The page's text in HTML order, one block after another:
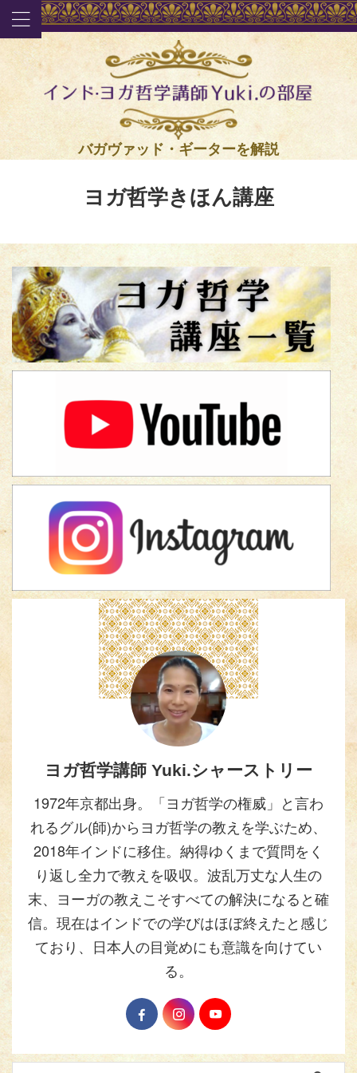
バガヴァッド・ギーターを解説
ヨガ哲学きほん講座
ヨガ哲学講師 Yuki.シャーストリー
1972年京都出身。「ヨガ哲学の権威」と言わ
れるグル(師)からヨガ哲学の教えを学ぶため、
2018年インドに移住。納得ゆくまで質問をく
り返し全力で教えを吸収。波乱万丈な人生の
末、ヨーガの教えこそすべての解決になると確
信。現在はインドでの学びはほぼ終えたと感じ
ており、日本人の目覚めにも意識を向けてい
る。